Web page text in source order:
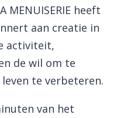
MENUISERIE heeft
aan creatie in
activiteit,
de wil om te
te verbeteren.
van het